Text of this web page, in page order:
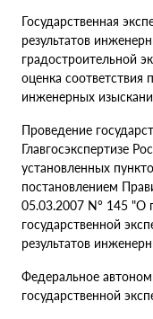
Государственная
результатов
градостроительной
оценка соответствия
инженерных
Проведение
Главгосэкспертизе
установленных
постановлением
05.03.2007 N° 145 "О
государственной
результатов
Федеральное
государственной